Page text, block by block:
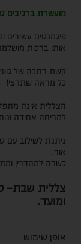
מועשרת ברכיבים
פיגמנטים עשירים
אותו ברכות
קשת רחבה של
כל מראה שתרצי!
הצללית אינה
למריחה אחידה
ניתנת לשילוב עם
אור.
כשרה למהדרין
צללית שבת-
ומועד.
אופן שימוש